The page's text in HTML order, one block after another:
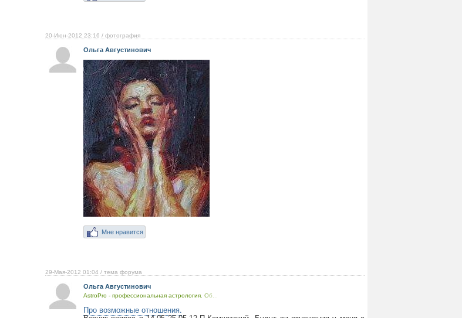
20-Июн-2012 23:16 / фотография
Ольга Августинович
Мне нравится
29-Мая-2012 01:04 / тема форума
Ольга Августинович
AstroPro - профессиональная астрология. Об...
Про возможные отношения.